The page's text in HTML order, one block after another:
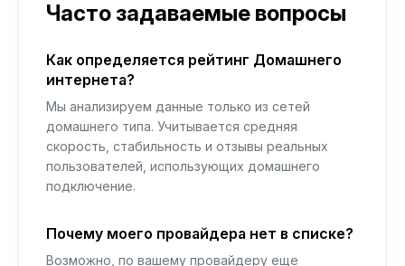
Часто задаваемые вопросы
Как определяется рейтинг Домашнего
интернета?
Мы анализируем данные только из сетей
домашнего типа. Учитывается средняя
скорость, стабильность и отзывы реальных
пользователей, использующих домашнего
подключение.
Почему моего провайдера нет в списке?
Возможно, по вашему провайдеру еще